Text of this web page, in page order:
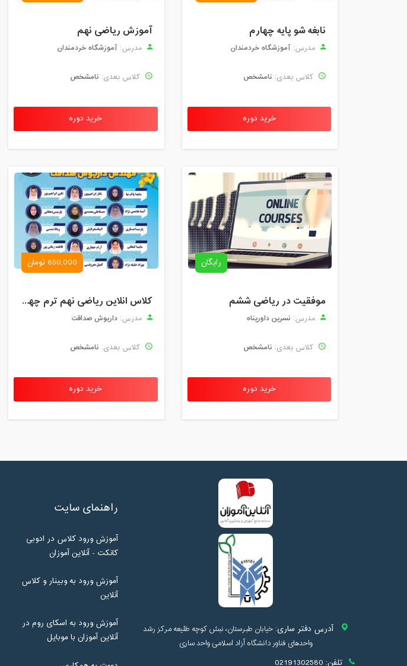
نابغه شو پایه چهارم
مدرس: آموزشگاه خردمندان
کلاس بعدی: نامشخص
خرید دوره
آموزش ریاضی نهم
مدرس: آموزشگاه خردمندان
کلاس بعدی: نامشخص
خرید دوره
رایگان
موفقیت در ریاضی ششم
مدرس: نسرین داورپناه
کلاس بعدی: نامشخص
خرید دوره
850,000 تومان
کلاس انلاین ریاضی نهم ترم چهارم مهر 1404
مدرس: داریوش صداقت
کلاس بعدی: نامشخص
خرید دوره
آدرس دفتر ساری: خیابان طبرستان، نبش کوچه طلیعه مرکز رشد
واحدهای فناور دانشگاه آزاد اسلامی واحد ساری
تلفن: 02191302580
راهنمای سایت
آموزش ورود کلاس در ادوبی
کانکت - آنلاین آموزان
آموزش ورود به وبینار و کلاس
آنلاین
آموزش ورود به اسکای روم در
آنلاین آموزان با موبایل